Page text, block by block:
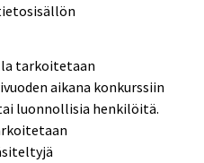
tarkoitetaan
aikana konkurssiin
luonnollisia henkilöitä.